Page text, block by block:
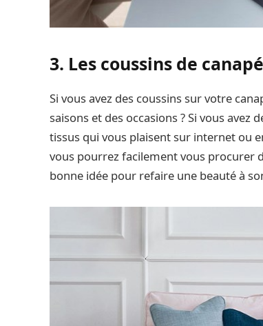
3. Les coussins de
Si vous avez des coussins sur votre
saisons et des occasions ? Si vous
tissus qui vous plaisent sur internet ou
vous pourrez facilement vous procurer
bonne idée pour refaire une beauté à